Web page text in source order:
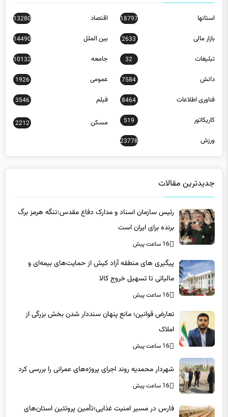
استانها 18797 اقتصاد 13280
بازار مالی 2633 بین الملل 14490
تبلیغات 32 جامعه 10132
دانش 7584 عمومی 1926
فناوری اطلاعات 8464 فیلم 3546
کاریکاتور 519 مسکن 2212
ورزش 23778
جدیدترین مقالات
رئیس سازمان اسناد و مدارک دفاع مقدس:تنگه هرمز برگ
برنده برای ایران است
16 ساعت پیش
پیگیری های منطقه آزاد کیش از حمایت‌های بیمه‌ای و
مالیاتی تا تسهیل خروج کالا
16 ساعت پیش
تعارض قوانین؛ مانع پنهان سنددار شدن بخش بزرگی از
املاک
16 ساعت پیش
شهردار محمدیه روند اجرای پروژه‌های عمرانی را بررسی کرد
16 ساعت پیش
فارس در مسیر امنیت غذایی؛تأمین‌ پروتئین استان‌های